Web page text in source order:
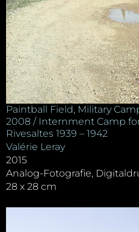
Paintball Field, Military
2008 / Internment Camp
Rivesaltes 1939 – 1942
Valérie Leray
2015
Analog-Fotografie,
28 x 28 cm